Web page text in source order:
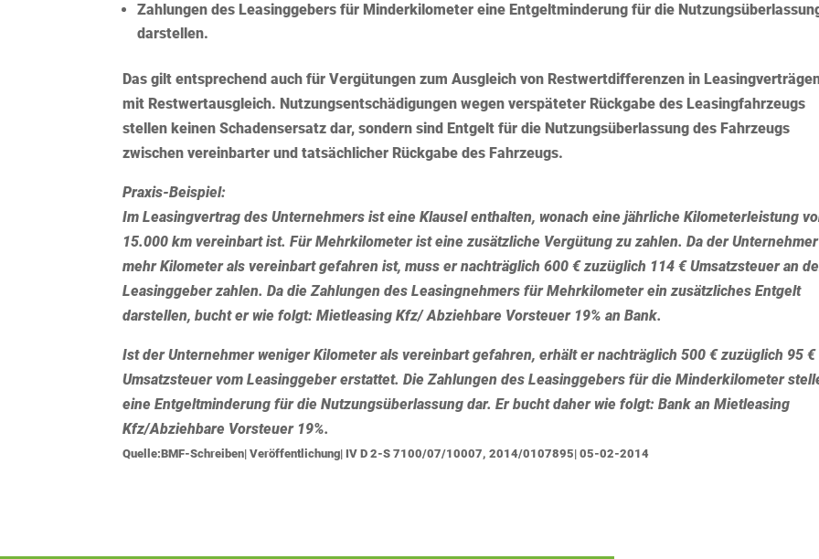
Zahlungen des Leasinggebers für Minderkilometer eine Entgeltminderung für die
darstellen.
Das gilt entsprechend auch für Vergütungen zum Ausgleich von Restwertdifferenzen in
mit Restwertausgleich. Nutzungsentschädigungen wegen verspäteter Rückgabe des Leasingfahrzeugs
stellen keinen Schadensersatz dar, sondern sind Entgelt für die Nutzungsüberlassung des Fahrzeugs
zwischen vereinbarter und tatsächlicher Rückgabe des Fahrzeugs.
Praxis-Beispiel:
Im Leasingvertrag des Unternehmers ist eine Klausel enthalten, wonach eine jährliche Kilometerleistung
15.000 km vereinbart ist. Für Mehrkilometer ist eine zusätzliche Vergütung zu zahlen. Da der Unternehmer
mehr Kilometer als vereinbart gefahren ist, muss er nachträglich 600 € zuzüglich 114 € Umsatzsteuer an
Leasinggeber zahlen. Da die Zahlungen des Leasingnehmers für Mehrkilometer ein zusätzliches Entgelt
darstellen, bucht er wie folgt: Mietleasing Kfz/ Abziehbare Vorsteuer 19% an Bank.
Ist der Unternehmer weniger Kilometer als vereinbart gefahren, erhält er nachträglich 500 € zuzüglich 95 €
Umsatzsteuer vom Leasinggeber erstattet. Die Zahlungen des Leasinggebers für die Minderkilometer
eine Entgeltminderung für die Nutzungsüberlassung dar. Er bucht daher wie folgt: Bank an Mietleasing
Kfz/Abziehbare Vorsteuer 19%.
Quelle:BMF-Schreiben| Veröffentlichung| IV D 2-S 7100/07/10007, 2014/0107895| 05-02-2014